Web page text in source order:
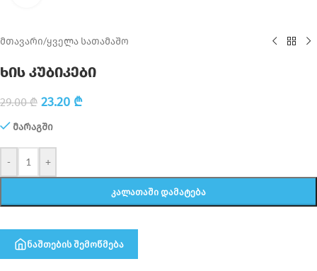
მთავარი/ყველა სათამაშო
ხის კუბიკები
29.00₾ 23.20 ₾
მარაგში
- +
ᲙᲐᲚᲐᲗᲐᲨᲘ ᲓᲐᲛᲐᲢᲔᲑᲐ
ნაშთების შემოწმება